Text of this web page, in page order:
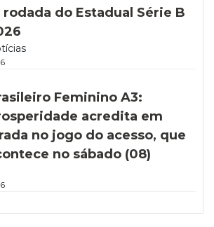
rodada do Estadual Série B
Feminino A3:
acredita em
no jogo do acesso, que
no sábado (08)